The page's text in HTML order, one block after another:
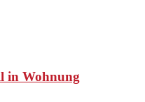
in Wohnung